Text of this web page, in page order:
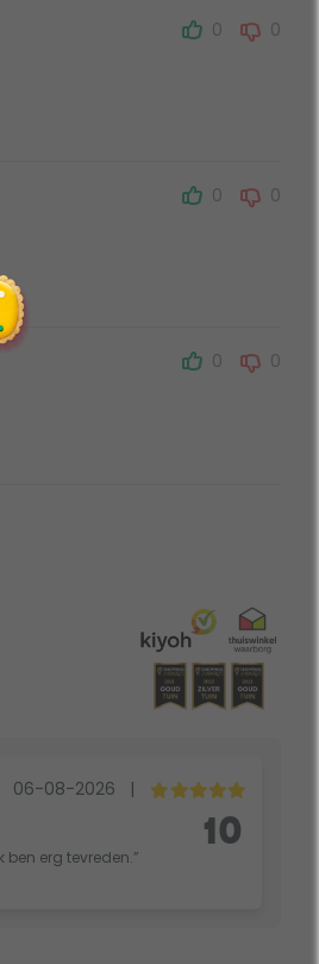
0 0
0 0
0 0
06-08-2026
|
erg tevreden.”
10